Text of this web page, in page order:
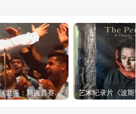
艺术纪录片《世界：新吉普赛之王 This World: The New Gypsy Kings》下载